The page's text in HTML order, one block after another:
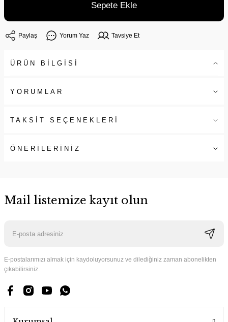
Sepete Ekle
Paylaş Yorum Yaz Tavsiye Et
ÜRÜN BİLGİSİ
YORUMLAR
TAKSİT SEÇENEKLERİ
ÖNERİLERİNİZ
Mail listemize kayıt olun
E-postalarımızı almak için kaydoluyorsunuz ve dilediğiniz zaman abonelikten
çıkabilirsiniz.